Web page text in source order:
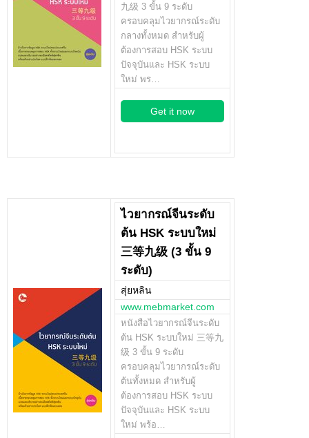
九级 3 ขั้น 9 ระดับ
ครอบคลุมไวยากรณ์ระดับ
กลางทั้งหมด สำหรับผู้
ต้องการสอบ HSK ระบบ
ปัจจุบันและ HSK ระบบ
ใหม่ พร…
Get it now
ไวยากรณ์จีนระดับ
ต้น HSK ระบบใหม่
三等九级 (3 ขั้น 9
ระดับ)
สุ่ยหลิน
www.mebmarket.com
หนังสือไวยากรณ์จีนระดับ
ต้น HSK ระบบใหม่ 三等九
级 3 ขั้น 9 ระดับ
ครอบคลุมไวยากรณ์ระดับ
ต้นทั้งหมด สำหรับผู้
ต้องการสอบ HSK ระบบ
ปัจจุบันและ HSK ระบบ
ใหม่ พร้อ…